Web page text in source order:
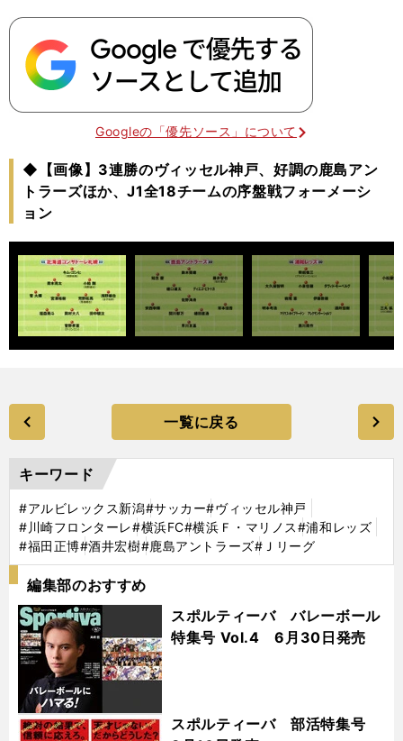
Googleの「優先ソース」について
◆【画像】3連勝のヴィッセル神戸、好調の鹿島アン
トラーズほか、J1全18チームの序盤戦フォーメーシ
ョン
一覧に戻る
キーワード
#アルビレックス新潟#サッカー#ヴィッセル神戸
#川崎フロンターレ#横浜FC#横浜Ｆ・マリノス#浦和レッズ
#福田正博#酒井宏樹#鹿島アントラーズ#Ｊリーグ
編集部のおすすめ
スポルティーバ バレーボール
特集号 Vol.4 6月30日発売
スポルティーバ 部活特集号